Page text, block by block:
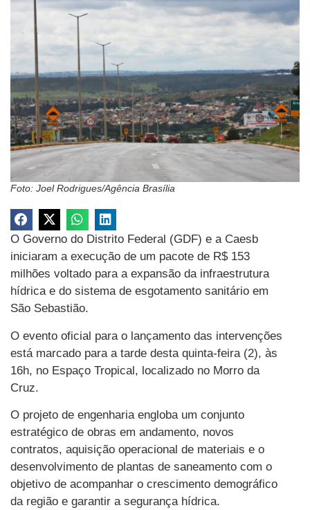
Foto: Joel Rodrigues/Agência Brasília
O Governo do Distrito Federal (GDF) e a Caesb
iniciaram a execução de um pacote de R$ 153
milhões voltado para a expansão da infraestrutura
hídrica e do sistema de esgotamento sanitário em
São Sebastião.
O evento oficial para o lançamento das intervenções
está marcado para a tarde desta quinta-feira (2), às
16h, no Espaço Tropical, localizado no Morro da
Cruz.
O projeto de engenharia engloba um conjunto
estratégico de obras em andamento, novos
contratos, aquisição operacional de materiais e o
desenvolvimento de plantas de saneamento com o
objetivo de acompanhar o crescimento demográfico
da região e garantir a segurança hídrica.